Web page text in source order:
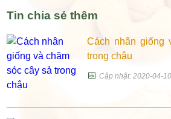
Tin chia sẻ thêm
Cách nhân giống
trong chậu
📅Cập nhật: 2020-04-